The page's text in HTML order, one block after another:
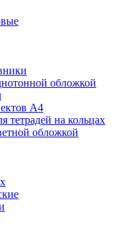
обложкой
А4
тетрадей на кольцах
обложкой